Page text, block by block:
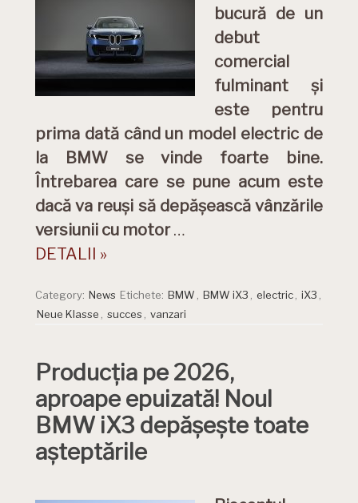
bucură de un
debut
comercial
fulminant și
este pentru
prima dată când un model electric de
la BMW se vinde foarte bine.
Întrebarea care se pune acum este
dacă va reuși să depășească vânzările
versiunii cu motor…
DETALII »
Category: News Etichete: BMW BMW iX3 electric iX3
Neue Klasse
succes vanzari
Producția pe 2026,
aproape epuizată! Noul
BMW iX3 depășește toate
așteptările